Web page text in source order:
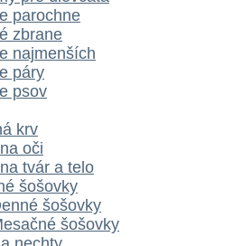
parochne
zbrane
najmenších
páry
psov
krv
oči
tvár a telo
šošovky
šošovky
šošovky